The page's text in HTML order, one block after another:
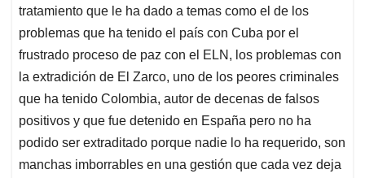
tratamiento que le ha dado a temas como el de los
problemas que ha tenido el país con Cuba por el
frustrado proceso de paz con el ELN, los problemas con
la extradición de El Zarco, uno de los peores criminales
que ha tenido Colombia, autor de decenas de falsos
positivos y que fue detenido en España pero no ha
podido ser extraditado porque nadie lo ha requerido, son
manchas imborrables en una gestión que cada vez deja